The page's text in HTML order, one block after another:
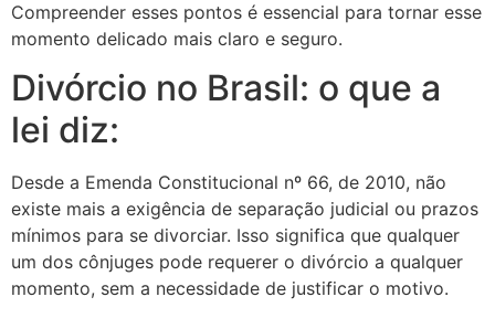
Compreender esses pontos é essencial para tornar esse
momento delicado mais claro e seguro.
Divórcio no Brasil: o que a
lei diz:
Desde a Emenda Constitucional nº 66, de 2010, não
existe mais a exigência de separação judicial ou prazos
mínimos para se divorciar. Isso significa que qualquer
um dos cônjuges pode requerer o divórcio a qualquer
momento, sem a necessidade de justificar o motivo.